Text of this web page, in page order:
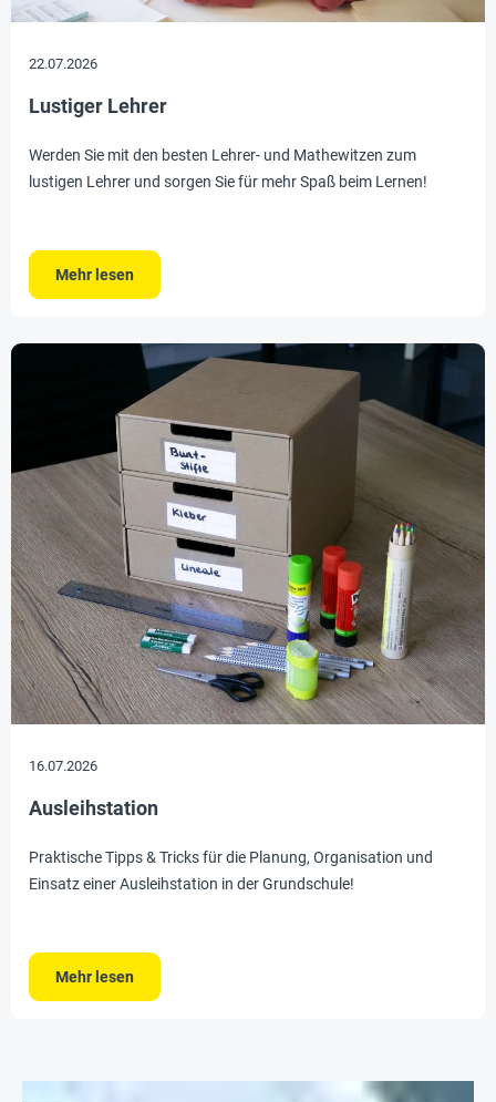
22.07.2026
Lustiger Lehrer
Werden Sie mit den besten Lehrer- und Mathewitzen zum
lustigen Lehrer und sorgen Sie für mehr Spaß beim Lernen!
16.07.2026
Ausleihstation
Praktische Tipps & Tricks für die Planung, Organisation und
Einsatz einer Ausleihstation in der Grundschule!